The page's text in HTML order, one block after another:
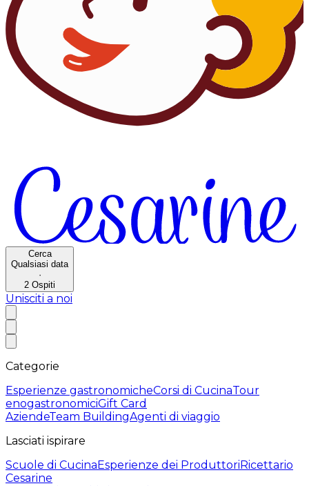
Cerca
Qualsiasi data
·
2 Ospiti
Unisciti a noi
Categorie
Esperienze gastronomicheCorsi di CucinaTour
enogastronomiciGift Card
AziendeTeam BuildingAgenti di viaggio
Lasciati ispirare
Scuole di CucinaEsperienze dei ProduttoriRicettario
Cesarine